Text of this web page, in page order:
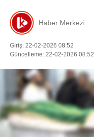
EĞİTİM
SAĞLIK
EKONOMİ
SPOR
VEFAT
Haber Merkezi
Giriş: 22-02-2026 08:52
Güncelleme: 22-02-2026 08:52